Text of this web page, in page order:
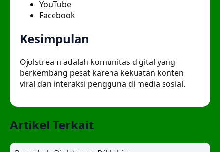
YouTube
Facebook
Kesimpulan
Ojolstream adalah komunitas digital yang
berkembang pesat karena kekuatan konten
viral dan interaksi pengguna di media sosial.
Artikel Terkait